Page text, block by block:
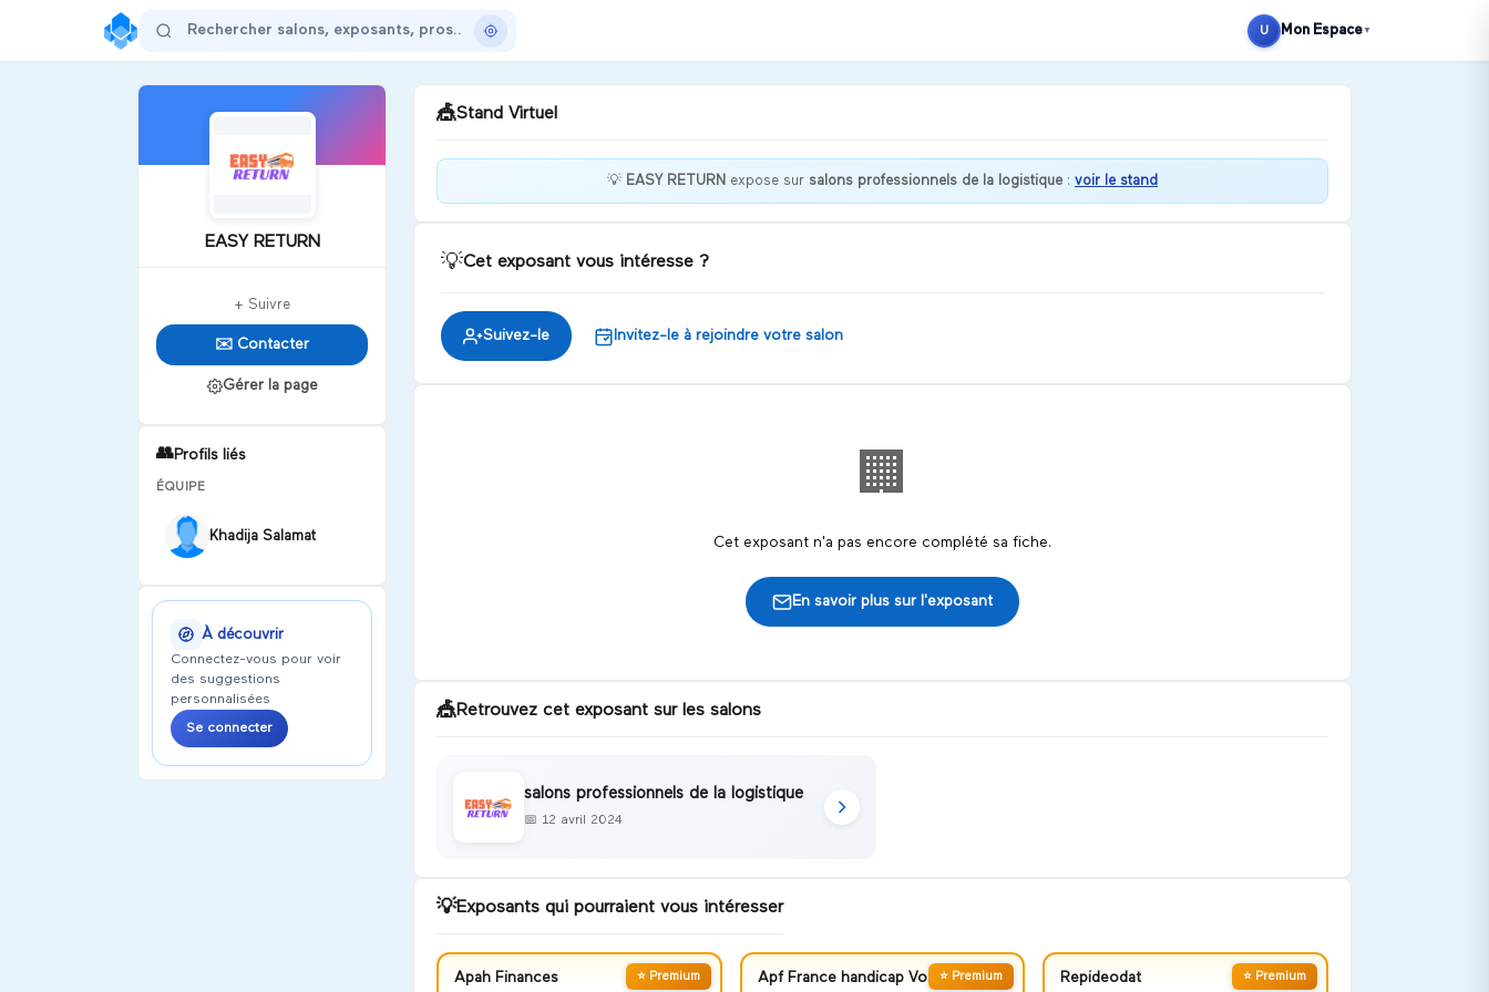
U Mon Espace ▼
EASY RETURN
+ Suivre
✉️ Contacter
Gérer la page
👥Profils liés
ÉQUIPE
Khadija Salamat
À découvrir
Connectez-vous pour voir
des suggestions
personnalisées
Se connecter
🎪Stand Virtuel
Bienvenue chez EASY RETURN
💡 EASY RETURN expose sur salons professionnels de la logistique : voir le stand
💡Cet exposant vous intéresse ?
Suivez-le Invitez-le à rejoindre votre salon
🏢
Cet exposant n'a pas encore complété sa fiche.
En savoir plus sur l'exposant
🎪Retrouvez cet exposant sur les salons
salons professionnels de la logistique
📅 12 avril 2024
💡Exposants qui pourraient vous intéresser
⭐ Premium
Apah Finances ⭐ Premium
Apf France handicap Vosges ⭐ Premium
Repideodat